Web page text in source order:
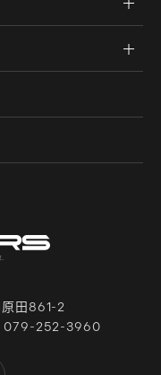
田861-2
079-252-3960